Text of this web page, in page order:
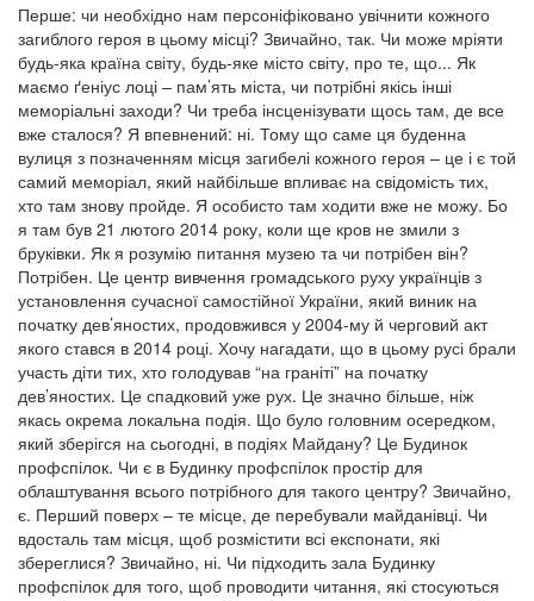
Перше: чи необхідно нам персоніфіковано увічнити кожного
загиблого героя в цьому місці? Звичайно, так. Чи може мріяти
будь-яка країна світу, будь-яке місто світу, про те, що... Як
маємо ґеніус лоці – пам’ять міста, чи потрібні якісь інші
меморіальні заходи? Чи треба інсценізувати щось там, де все
вже сталося? Я впевнений: ні. Тому що саме ця буденна
вулиця з позначенням місця загибелі кожного героя – це і є той
самий меморіал, який найбільше впливає на свідомість тих,
хто там знову пройде. Я особисто там ходити вже не можу. Бо
я там був 21 лютого 2014 року, коли ще кров не змили з
бруківки. Як я розумію питання музею та чи потрібен він?
Потрібен. Це центр вивчення громадського руху українців з
установлення сучасної самостійної України, який виник на
початку дев’яностих, продовжився у 2004-му й черговий акт
якого стався в 2014 році. Хочу нагадати, що в цьому русі брали
участь діти тих, хто голодував “на граніті” на початку
дев’яностих. Це спадковий уже рух. Це значно більше, ніж
якась окрема локальна подія. Що було головним осередком,
який зберігся на сьогодні, в подіях Майдану? Це Будинок
профспілок. Чи є в Будинку профспілок простір для
облаштування всього потрібного для такого центру? Звичайно,
є. Перший поверх – те місце, де перебували майданівці. Чи
вдосталь там місця, щоб розмістити всі експонати, які
збереглися? Звичайно, ні. Чи підходить зала Будинку
профспілок для того, щоб проводити читання, які стосуються